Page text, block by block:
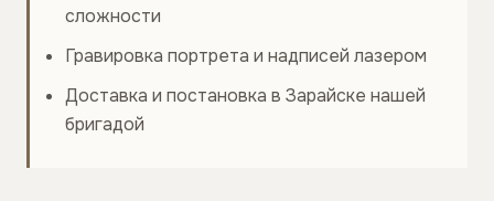
сложности
Гравировка портрета и надписей лазером
Доставка и постановка в Зарайске нашей
бригадой